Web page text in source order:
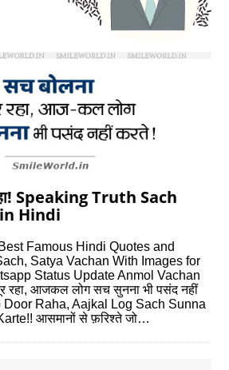
Speaking Truth Sach
Hindi
Famous Hindi Quotes and
Satya Vachan With Images for
Status Update Anmol Vachan
रहा, आजकल लोग सच सुनना भी पसंद नहीं
Door Raha, Aajkal Log Sach Sunna
आसमानों से फ़रिश्ते जो…